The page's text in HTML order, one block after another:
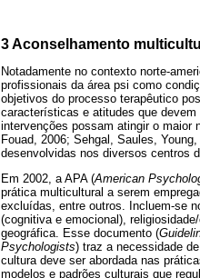
3 Aconselhamento
Notadamente no contexto norte-
profissionais da área psi como
objetivos do processo terapêutico
características e atitudes que
intervenções possam atingir o maior
Fouad, 2006; Sehgal, Saules,
desenvolvidas nos diversos centros
Em 2002, a APA (American
prática multicultural a serem
excluídas, entre outros. Incluem-se
(cognitiva e emocional),
geográfica. Esse documento (
Psychologists) traz a necessidade
cultura deve ser abordada nas
modelos e padrões culturais que